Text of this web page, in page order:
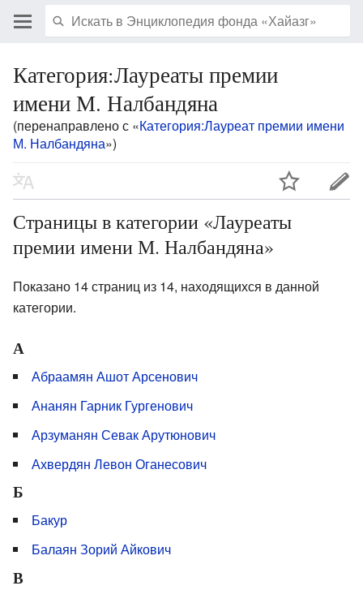
Категория:Лауреаты премии
имени М. Налбандяна
(перенаправлено с «Категория:Лауреат премии имени
М. Налбандяна»)
Страницы в категории «Лауреаты
премии имени М. Налбандяна»
Показано 14 страниц из 14, находящихся в данной
категории.
А
Абраамян Ашот Арсенович
Ананян Гарник Гургенович
Арзуманян Севак Арутюнович
Ахвердян Левон Оганесович
Б
Бакур
Балаян Зорий Айкович
В